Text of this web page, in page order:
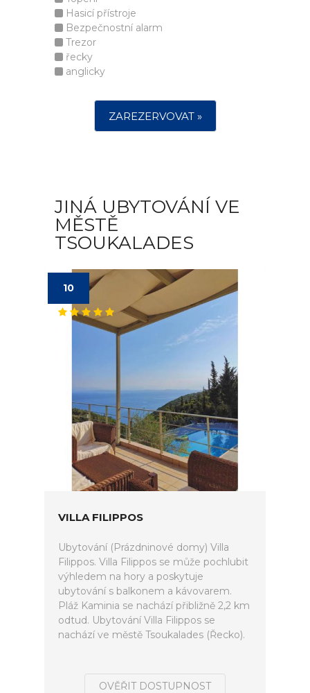
Hasicí přístroje
Bezpečnostní alarm
Trezor
řecky
anglicky
ZAREZERVOVAT »
JINÁ UBYTOVÁNÍ VE
MĚSTĚ
TSOUKALADES
10
VILLA FILIPPOS
Ubytování (Prázdninové domy) Villa
Filippos. Villa Filippos se může pochlubit
výhledem na hory a poskytuje
ubytování s balkonem a kávovarem.
Pláž Kaminia se nachází přibližně 2,2 km
odtud. Ubytování Villa Filippos se
nachází ve městě Tsoukalades (Řecko).
OVĚŘIT DOSTUPNOST